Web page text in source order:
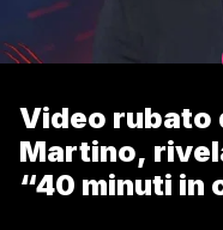
Video rubato
Martino,
“40 minuti in